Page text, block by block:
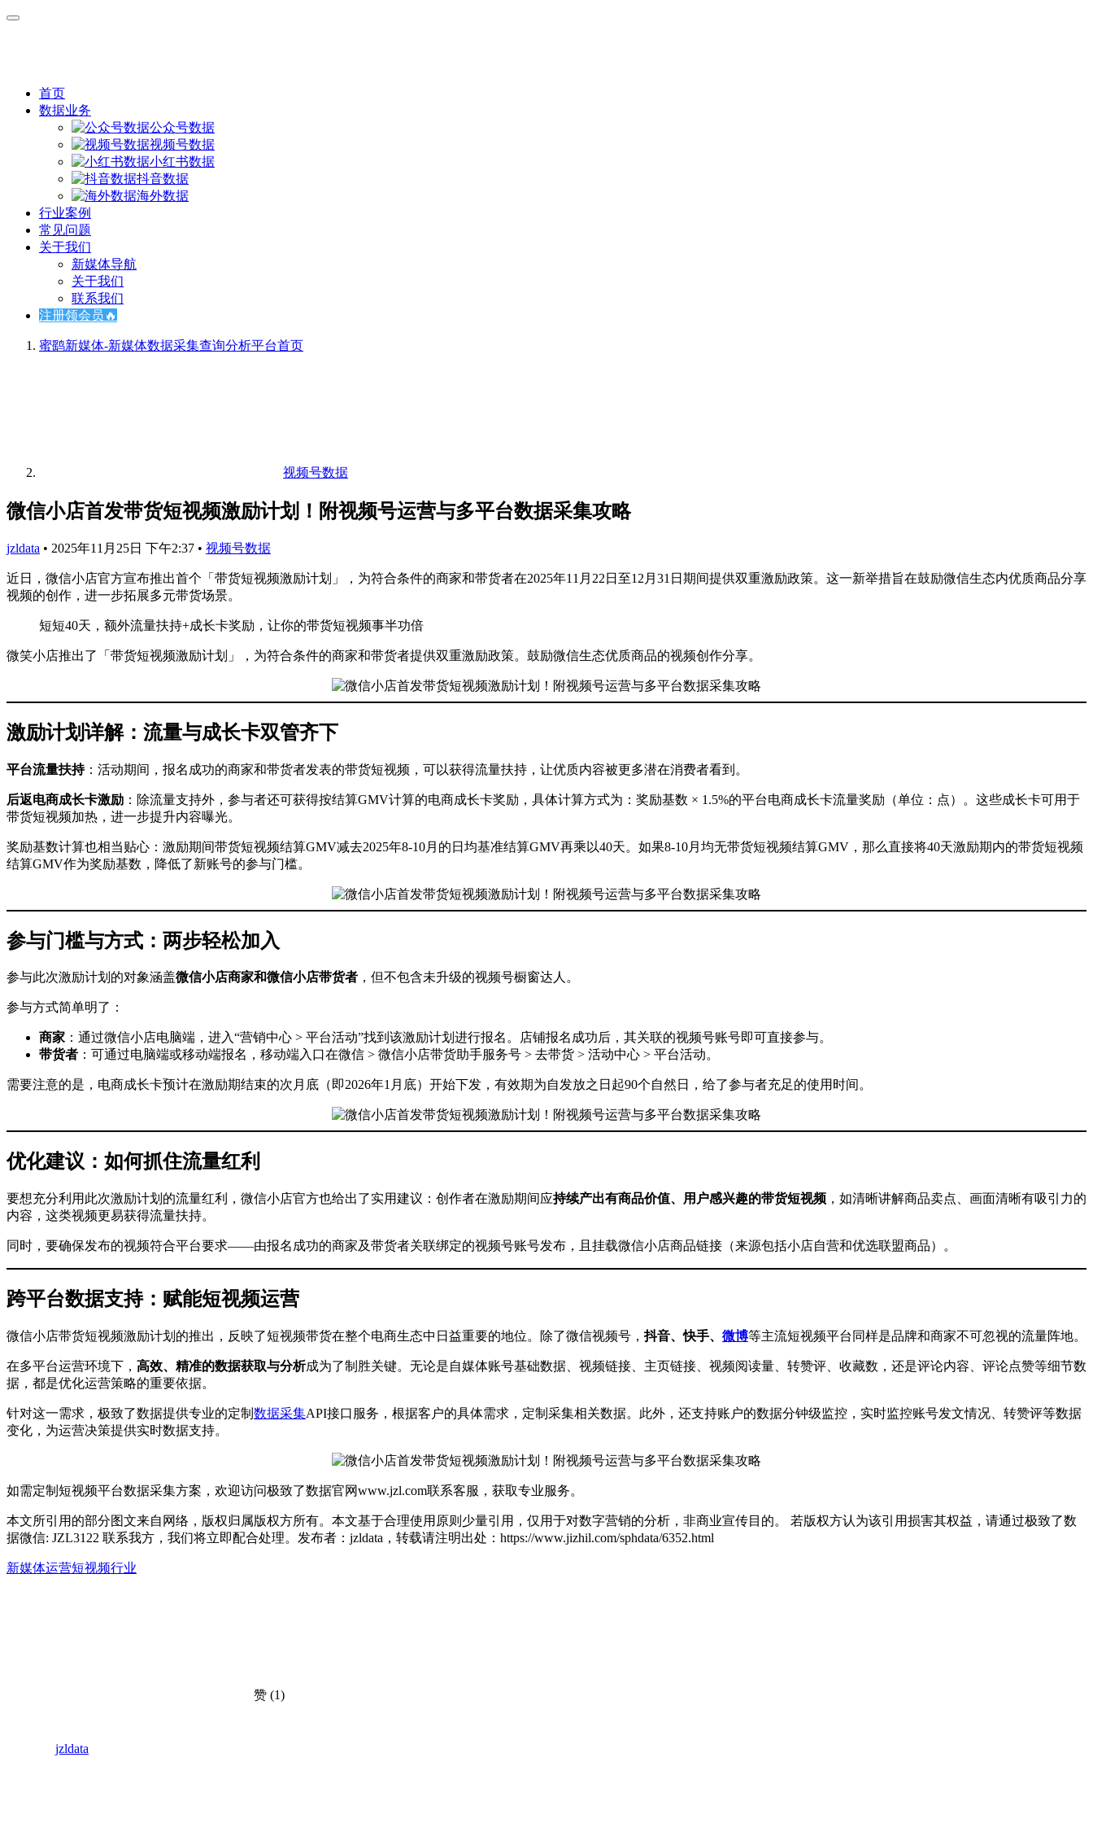
首页
数据业务
公众号数据
视频号数据
小红书数据
抖音数据
海外数据
行业案例
常见问题
关于我们
新媒体导航
关于我们
联系我们
注册领会员🔥
蜜鹞新媒体-新媒体数据采集查询分析平台首页
视频号数据
微信小店首发带货短视频激励计划！附视频号运营与多平台数据采集攻略
jzldata • 2025年11月25日 下午2:37 • 视频号数据
近日，微信小店官方宣布推出首个「带货短视频激励计划」，为符合条件的商家和带货者在2025年11月22日至12月31日期间提供双重激励政策。这一新举措旨在鼓励微信生态内优质商品分享
视频的创作，进一步拓展多元带货场景。
短短40天，额外流量扶持+成长卡奖励，让你的带货短视频事半功倍
微笑小店推出了「带货短视频激励计划」，为符合条件的商家和带货者提供双重激励政策。鼓励微信生态优质商品的视频创作分享。
激励计划详解：流量与成长卡双管齐下
平台流量扶持：活动期间，报名成功的商家和带货者发表的带货短视频，可以获得流量扶持，让优质内容被更多潜在消费者看到。
后返电商成长卡激励 ：除流量支持外，参与者还可获得按结算GMV计算的电商成长卡奖励，具体计算方式为：奖励基数 × 1.5%的平台电商成长卡流量奖励（单位：点）。这些成长卡可用于
带货短视频加热，进一步提升内容曝光。
奖励基数计算也相当贴心：激励期间带货短视频结算GMV减去2025年8-10月的日均基准结算GMV再乘以40天。如果8-10月均无带货短视频结算GMV，那么直接将40天激励期内的带货短视频
结算GMV作为奖励基数，降低了新账号的参与门槛。
参与门槛与方式：两步轻松加入
参与此次激励计划的对象涵盖微信小店商家和微信小店带货者 ，但不包含未升级的视频号橱窗达人。
参与方式简单明了：
商家 ：通过微信小店电脑端，进入“营销中心 > 平台活动”找到该激励计划进行报名。店铺报名成功后，其关联的视频号账号即可直接参与。
带货者 ：可通过电脑端或移动端报名，移动端入口在微信 > 微信小店带货助手服务号 > 去带货 > 活动中心 > 平台活动。
需要注意的是，电商成长卡预计在激励期结束的次月底（即2026年1月底）开始下发，有效期为自发放之日起90个自然日，给了参与者充足的使用时间。
优化建议：如何抓住流量红利
要想充分利用此次激励计划的流量红利，微信小店官方也给出了实用建议：创作者在激励期间应持续产出有商品价值、用户感兴趣的带货短视频 ，如清晰讲解商品卖点、画面清晰有吸引力的
内容，这类视频更易获得流量扶持。
同时，要确保发布的视频符合平台要求——由报名成功的商家及带货者关联绑定的视频号账号发布，且挂载微信小店商品链接（来源包括小店自营和优选联盟商品）。
跨平台数据支持：赋能短视频运营
微信小店带货短视频激励计划的推出，反映了短视频带货在整个电商生态中日益重要的地位。除了微信视频号，抖音、快手、 微博等主流短视频平台同样是品牌和商家不可忽视的流量阵地。
在多平台运营环境下， 高效、精准的数据获取与分析成为了制胜关键。无论是自媒体账号基础数据、视频链接、主页链接、视频阅读量、转赞评、收藏数，还是评论内容、评论点赞等细节数
据，都是优化运营策略的重要依据。
针对这一需求，极致了数据提供专业的定制 数据采集API接口服务，根据客户的具体需求，定制采集相关数据。此外，还支持账户的数据分钟级监控，实时监控账号发文情况、转赞评等数据
变化，为运营决策提供实时数据支持。
如需定制短视频平台数据采集方案，欢迎访问极致了数据官网www.jzl.com联系客服，获取专业服务。
本文所引用的部分图文来自网络，版权归属版权方所有。本文基于合理使用原则少量引用，仅用于对数字营销的分析，非商业宣传目的。 若版权方认为该引用损害其权益，请通过极致了数
据微信: JZL3122 联系我方，我们将立即配合处理。发布者：jzldata，转载请注明出处： https://www.jizhil.com/sphdata/6352.html
新媒体运营短视频行业
赞 (1)
jzldata